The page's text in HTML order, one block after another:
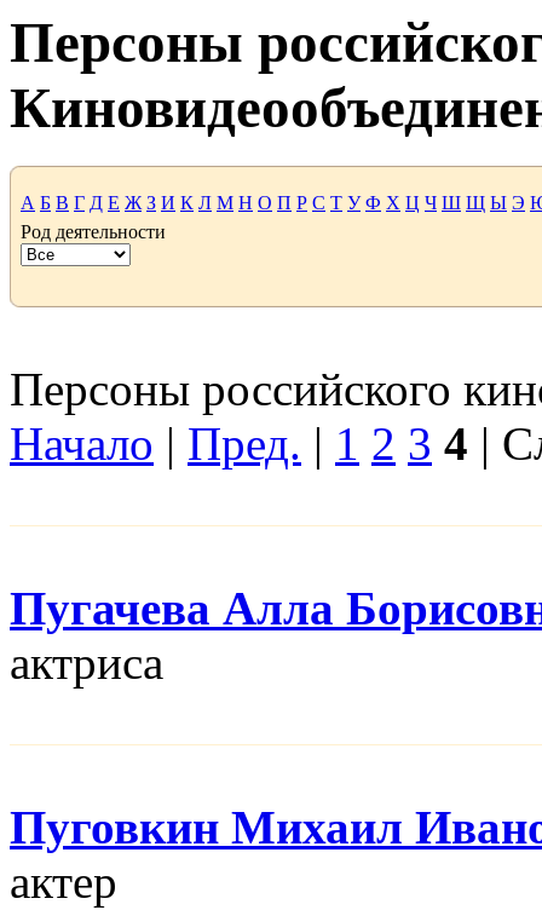
Персоны
А Б В Г Д Е Ж З И К Л М Н О П Р С Т У Ф Х Ц Ч Ш Щ Ы Э
Род деятельности
Персоны российского
Начало | Пред. | 1 2 3 4 |
Пугачева Алла
актриса
Пуговкин Михаил
актер